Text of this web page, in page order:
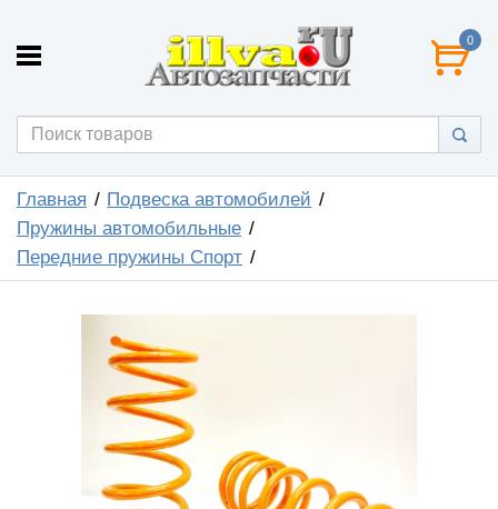
0
Главная
Подвеска автомобилей
Пружины автомобильные
Передние пружины Спорт